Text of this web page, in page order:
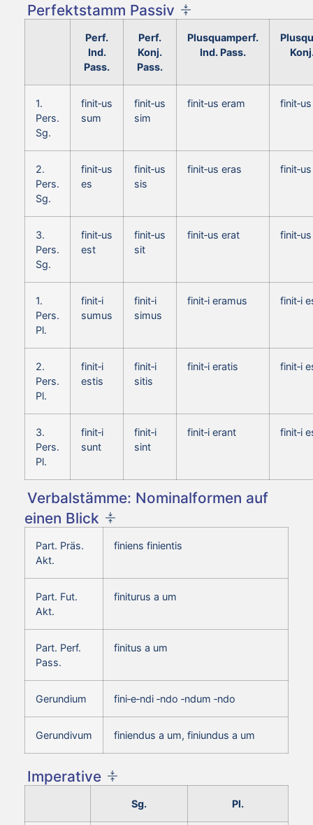
Perfektstamm Passiv
Perf.
Ind.
Pass.
Perf.
Konj.
Pass.
Plusquamperf.
Ind. Pass.
1.
Pers.
Sg.
finit‑us
sum
finit‑us
sim
finit‑us eram
2.
Pers.
Sg.
finit‑us
es
finit‑us
sis
finit‑us eras
3.
Pers.
Sg.
finit‑us
est
finit‑us
sit
finit‑us erat
1.
Pers.
Pl.
finit‑i
sumus
finit‑i
simus
finit‑i eramus finit‑i
2.
Pers.
Pl.
finit‑i
estis
finit‑i
sitis
finit‑i eratis finit‑i
3.
Pers.
Pl.
finit‑i
sunt
finit‑i
sint
finit‑i erant finit‑i
Verbalstämme: Nominalformen auf
einen Blick
Part. Präs.
Akt.
finiens finientis
Part. Fut.
Akt.
finiturus a um
Part. Perf.
Pass.
finitus a um
Gerundium fini‑e‑ndi ‑ndo ‑ndum ‑ndo
Gerundivum finiendus a um, finiundus a um
Imperative
Sg. Pl.